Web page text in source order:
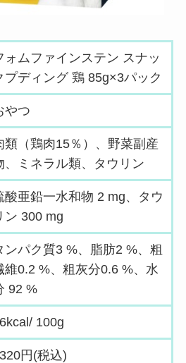
ォムファインステン スナッ
プディング 鶏 85g×3パック
やつ
類（鶏肉15％）、野菜副産
、ミネラル類、タウリン
酸亜鉛一水和物 2 mg、タウ
ン 300 mg
ンパク質3 %、脂肪2 %、粗
維0.2 %、粗灰分0.6 %、水
92 %
100g
円(税込)